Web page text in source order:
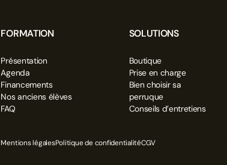
FORMATION
Présentation
Agenda
Financements
Nos anciens élèves
FAQ
SOLUTIONS
Boutique
Prise en charge
Bien choisir sa
perruque
Conseils d’entretiens
Mentions légalesPolitique de confidentialitéCGV